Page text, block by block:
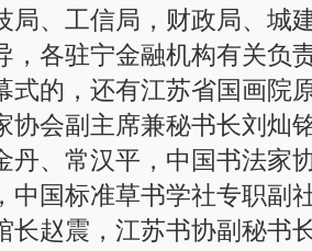
局、工信局，财政局、城
，各驻宁金融机构有关负
式的，还有江苏省国画院
协会副主席兼秘书长刘灿
丹、常汉平，中国书法家
中国标准草书学社专职副
长赵震，江苏书协副秘书